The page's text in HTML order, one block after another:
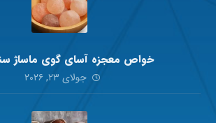
خواص معجزه آسای گوی ماساژ
جولای ۲۳, ۲۰۲۶